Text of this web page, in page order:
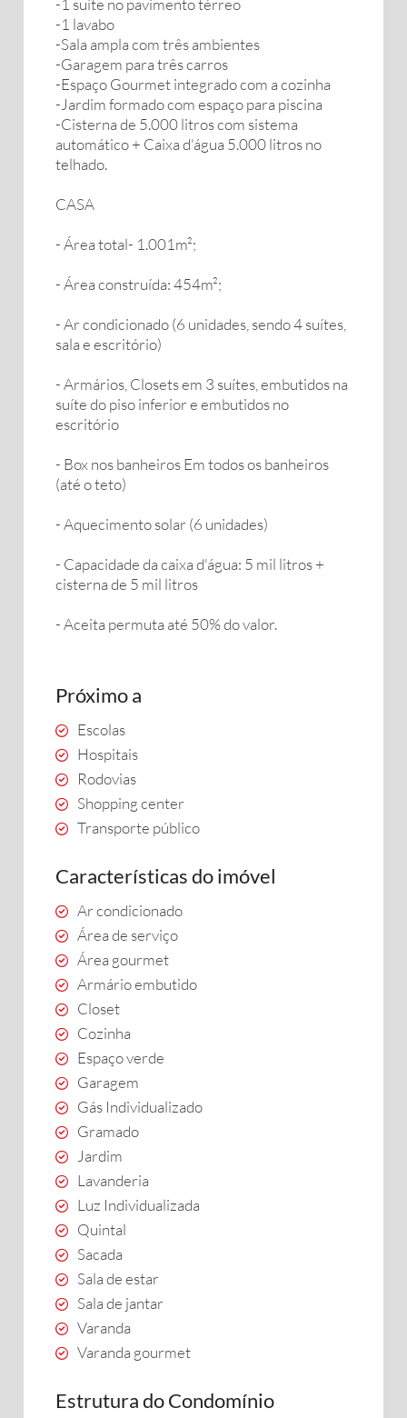
-1 suíte no pavimento térreo
-1 lavabo
-Sala ampla com três ambientes
-Garagem para três carros
-Espaço Gourmet integrado com a cozinha
-Jardim formado com espaço para piscina
-Cisterna de 5.000 litros com sistema
automático + Caixa d'água 5.000 litros no
telhado.
CASA
- Área total- 1.001m²;
- Área construída: 454m²;
- Ar condicionado (6 unidades, sendo 4 suítes,
sala e escritório)
- Armários, Closets em 3 suítes, embutidos na
suíte do piso inferior e embutidos no
escritório
- Box nos banheiros Em todos os banheiros
(até o teto)
- Aquecimento solar (6 unidades)
- Capacidade da caixa d'água: 5 mil litros +
cisterna de 5 mil litros
- Aceita permuta até 50% do valor.
Próximo a
Escolas
Hospitais
Rodovias
Shopping center
Transporte público
Características do imóvel
Ar condicionado
Área de serviço
Área gourmet
Armário embutido
Closet
Cozinha
Espaço verde
Garagem
Gás Individualizado
Gramado
Jardim
Lavanderia
Luz Individualizada
Quintal
Sacada
Sala de estar
Sala de jantar
Varanda
Varanda gourmet
Estrutura do Condomínio